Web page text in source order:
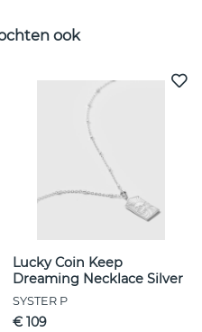
ook
Lucky Coin Keep
Dreaming Necklace Silver
SYSTER P
€ 109